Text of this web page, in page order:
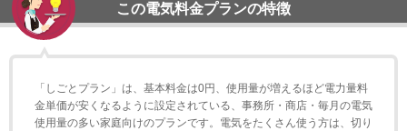
この電気料金プランの特徴
「しごとプラン」は、基本料金は0円、使用量が増えるほど電力量料
金単価が安くなるように設定されている、事務所・商店・毎月の電気
使用量の多い家庭向けのプランです。電気をたくさん使う方は、切り